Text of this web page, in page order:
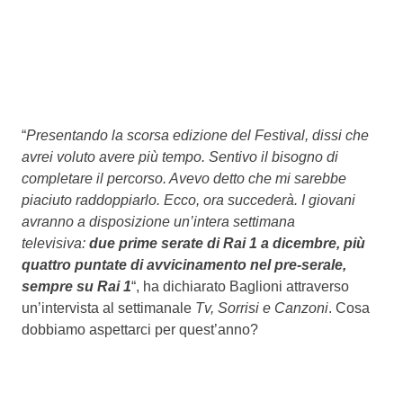
“Presentando la scorsa edizione del Festival, dissi che
avrei voluto avere più tempo. Sentivo il bisogno di
completare il percorso. Avevo detto che mi sarebbe
piaciuto raddoppiarlo. Ecco, ora succederà. I giovani
avranno a disposizione un’intera settimana
televisiva: due prime serate di Rai 1 a dicembre, più
quattro puntate di avvicinamento nel pre-serale,
sempre su Rai 1“, ha dichiarato Baglioni attraverso
un’intervista al settimanale Tv, Sorrisi e Canzoni. Cosa
dobbiamo aspettarci per quest’anno?